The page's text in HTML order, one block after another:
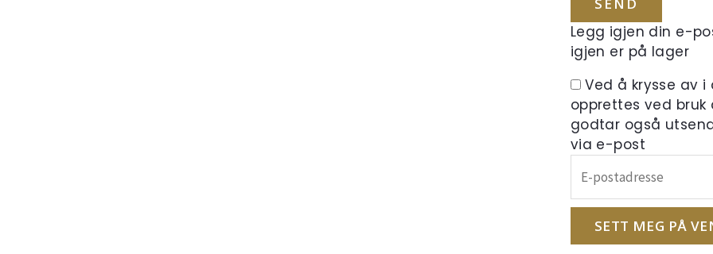
Legg igjen din e-
igjen er på lager
Ved å krysse av
opprettes ved
godtar også
via e-post
inn
e-
postadressen
din
SETT MEG PÅ